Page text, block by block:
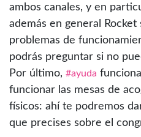
ambos canales, y en
además en general
problemas de
podrás preguntar si no
Por último, #ayuda
funcionar las mesas de
físicos: ahí te podremos
que precises sobre el